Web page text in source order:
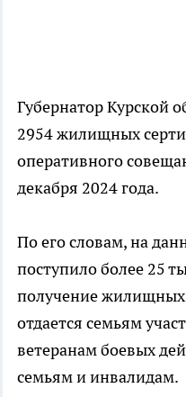
Губернатор Курской
2954 жилищных
оперативного
декабря 2024 года.
По его словам, на
поступило более 25
получение жилищных
отдается семьям
ветеранам боевых
семьям и инвалидам.